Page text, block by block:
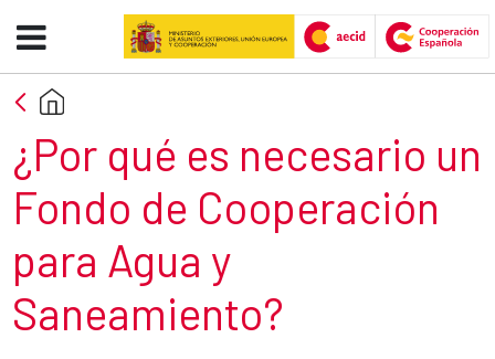
Skip to Main Content
Contexto - AECID -FCAS
Section title
¿Por qué es necesario un
Fondo de Cooperación
para Agua y
Saneamiento?